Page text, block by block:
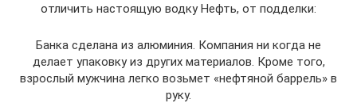
отличить настоящую водку Нефть, от подделки:
Банка сделана из алюминия. Компания ни когда не
делает упаковку из других материалов. Кроме того,
взрослый мужчина легко возьмет «нефтяной баррель» в
руку.